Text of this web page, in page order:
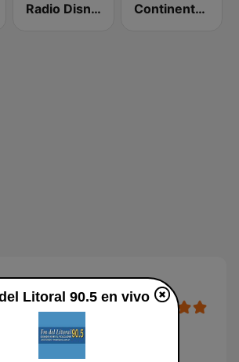
Radio Disney Latinoamérica Continental 590 AM
90.5 en vivo
Litoral 90.5 en vivo